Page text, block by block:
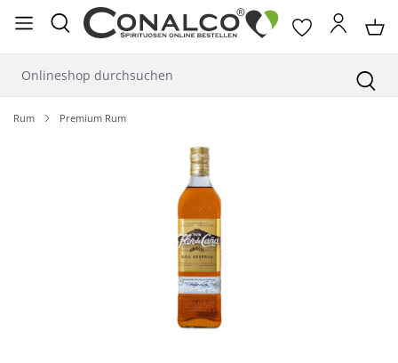
springen
Rum Premium Rum